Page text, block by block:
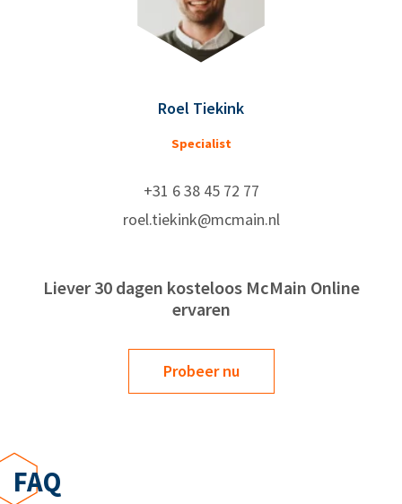
Roel Tiekink
Specialist
+31 6 38 45 72 77
roel.tiekink@mcmain.nl
Liever 30 dagen kosteloos McMain Online
ervaren
Probeer nu
FAQ